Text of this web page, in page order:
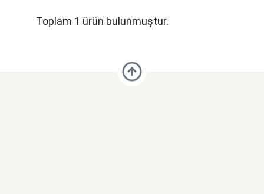
Toplam 1 ürün bulunmuştur.